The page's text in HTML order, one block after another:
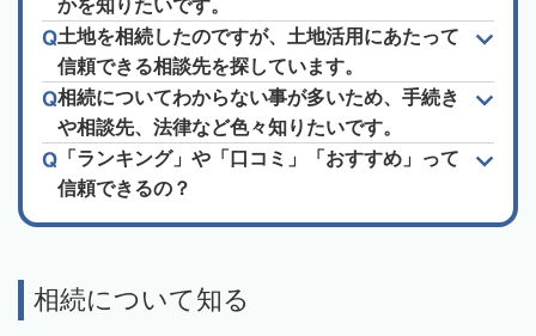
かを知りたいです。
土地を相続したのですが、土地活用にあたって
信頼できる相談先を探しています。
相続についてわからない事が多いため、手続き
や相談先、法律など色々知りたいです。
「ランキング」や「口コミ」「おすすめ」って
信頼できるの？
相続について知る